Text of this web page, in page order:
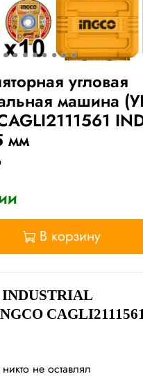
угловая
машина
мм
В корзину
не оставлял